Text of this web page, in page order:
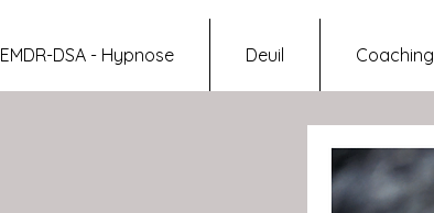
EMDR-DSA - Hypnose Deuil Coaching